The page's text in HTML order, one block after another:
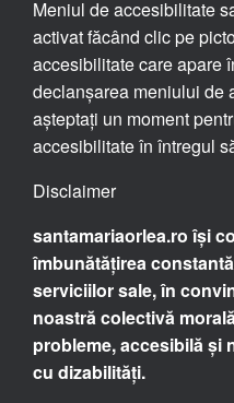
Meniul de accesibilitate
activat făcând clic pe
accesibilitate care apare
declanșarea meniului de
așteptați un moment
accesibilitate în întregul
Disclaimer
santamariaorlea.ro își
îmbunătățirea
serviciilor sale, în
noastră colectivă
probleme, accesibilă și
cu dizabilități.